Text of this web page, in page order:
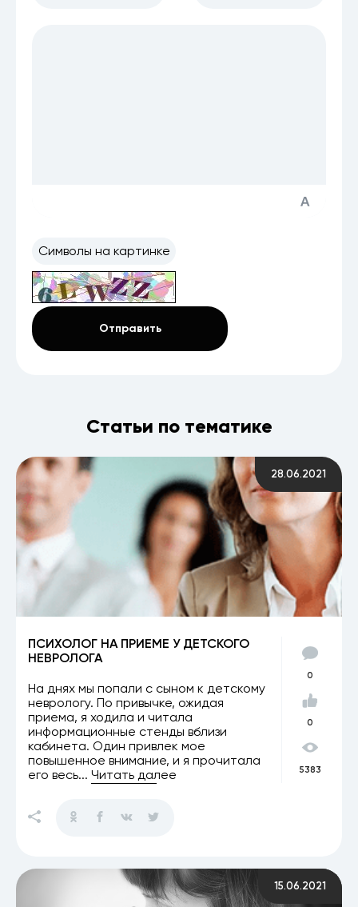
Статьи по тематике
28.06.2021
ПСИХОЛОГ НА ПРИЕМЕ У ДЕТСКОГО
НЕВРОЛОГА
На днях мы попали с сыном к детскому
неврологу. По привычке, ожидая
приема, я ходила и читала
информационные стенды вблизи
кабинета. Один привлек мое
повышенное внимание, и я прочитала
его весь... Читать далее
0
0
5383
15.06.2021